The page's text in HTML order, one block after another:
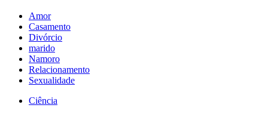
Amor
Casamento
Divórcio
marido
Namoro
Relacionamento
Sexualidade
Ciência